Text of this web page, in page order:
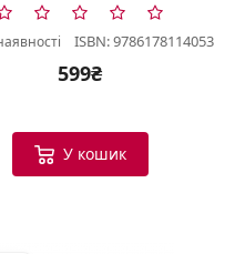
ISBN: 9786178114053
599₴
У кошик